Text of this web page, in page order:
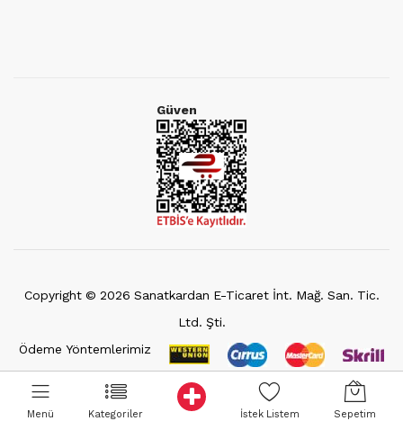
Güven
Copyright © 2026 Sanatkardan E-Ticaret İnt. Mağ. San. Tic.
Ltd. Şti.
Ödeme Yöntemlerimiz
Menü Kategoriler İstek Listem Sepetim